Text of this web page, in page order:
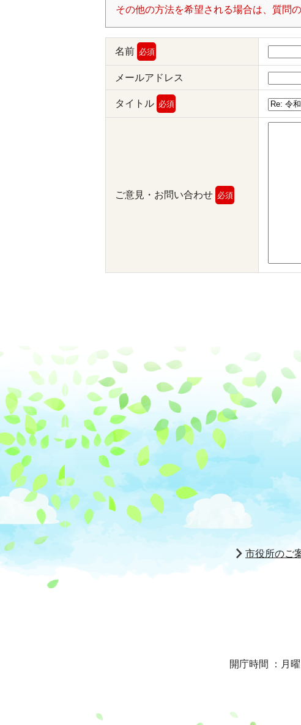
その他の方法を希望される場合は、質問
名前 必須
メールアドレス
タイトル 必須
ご意見・お問い合わせ 必須
市役所のご
開庁時間 ： 月